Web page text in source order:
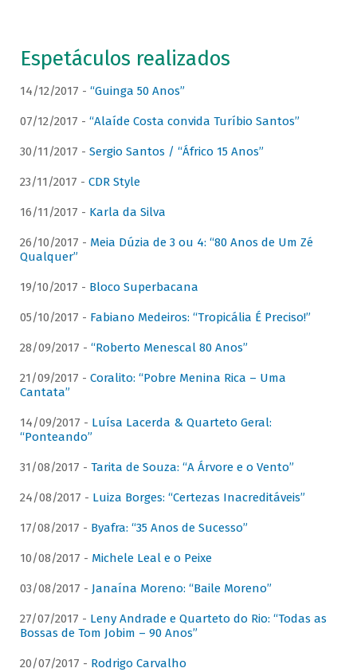
Espetáculos realizados
14/12/2017 - “Guinga 50 Anos”
07/12/2017 - “Alaíde Costa convida Turíbio Santos”
30/11/2017 - Sergio Santos / “Áfrico 15 Anos”
23/11/2017 - CDR Style
16/11/2017 - Karla da Silva
26/10/2017 - Meia Dúzia de 3 ou 4: “80 Anos de Um Zé
Qualquer”
19/10/2017 - Bloco Superbacana
05/10/2017 - Fabiano Medeiros: “Tropicália É Preciso!”
28/09/2017 - “Roberto Menescal 80 Anos”
21/09/2017 - Coralito: “Pobre Menina Rica – Uma
Cantata”
14/09/2017 - Luísa Lacerda & Quarteto Geral:
“Ponteando”
31/08/2017 - Tarita de Souza: “A Árvore e o Vento”
24/08/2017 - Luiza Borges: “Certezas Inacreditáveis”
17/08/2017 - Byafra: “35 Anos de Sucesso”
10/08/2017 - Michele Leal e o Peixe
03/08/2017 - Janaína Moreno: “Baile Moreno”
27/07/2017 - Leny Andrade e Quarteto do Rio: “Todas as
Bossas de Tom Jobim – 90 Anos”
20/07/2017 - Rodrigo Carvalho